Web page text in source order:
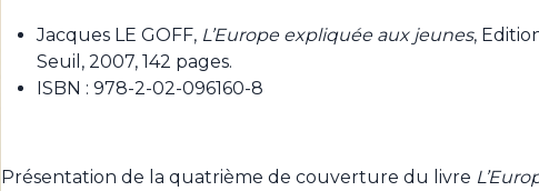
Jacques LE GOFF, L’Europe expliquée aux jeunes,
Seuil, 2007, 142 pages.
ISBN : 978-2-02-096160-8
Présentation de la quatrième de couverture du livre